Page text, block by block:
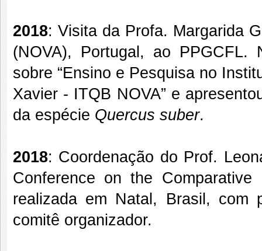
2018: Visita da Profa. Margarida
(NOVA), Portugal, ao PPGCFL.
sobre “Ensino e Pesquisa no
Xavier - ITQB NOVA” e
da espécie Quercus suber.
2018: Coordenação do Prof.
Conference on the
realizada em Natal, Brasil, com
comitê organizador.